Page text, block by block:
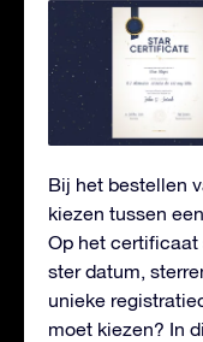
Bij het bestellen
kiezen tussen
Op het certificaat
ster datum,
unieke
moet kiezen? In